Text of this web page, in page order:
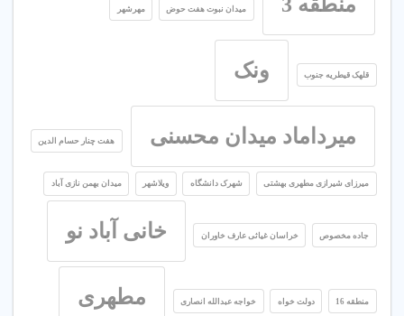
میدان نبوت هفت حوض مهرشهر
قلهک قیطریه جنوب ونک
میرداماد میدان محسنی هفت چنار حسام الدین
میرزای شیرازی مطهری بهشتی شهرک دانشگاه ویلاشهر میدان بهمن نازی آباد
جاده مخصوص خراسان غیاثی عارف خاوران خانی آباد نو
منطقه 16 دولت خواه خواجه عبدالله انصاری مطهری